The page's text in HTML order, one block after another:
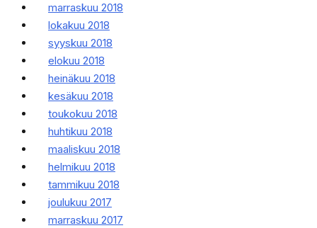
marraskuu 2018
lokakuu 2018
syyskuu 2018
elokuu 2018
heinäkuu 2018
kesäkuu 2018
toukokuu 2018
huhtikuu 2018
maaliskuu 2018
helmikuu 2018
tammikuu 2018
joulukuu 2017
marraskuu 2017